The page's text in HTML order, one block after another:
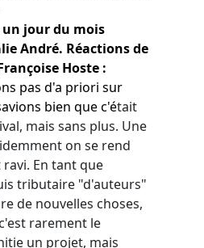
un jour du mois
André. Réactions de
Hoste :
pas d'a priori sur
bien que c'était
mais sans plus. Une
on se rend
En tant que
tributaire "d'auteurs"
de nouvelles choses,
rarement le
un projet, mais